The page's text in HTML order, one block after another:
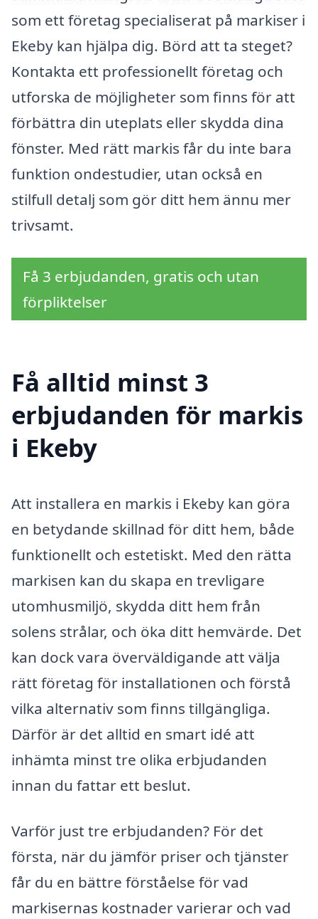
som ett företag specialiserat på markiser i
Ekeby kan hjälpa dig. Börd att ta steget?
Kontakta ett professionellt företag och
utforska de möjligheter som finns för att
förbättra din uteplats eller skydda dina
fönster. Med rätt markis får du inte bara
funktion ondestudier, utan också en
stilfull detalj som gör ditt hem ännu mer
trivsamt.
Få 3 erbjudanden, gratis och utan
förpliktelser
Få alltid minst 3
erbjudanden för markis
i Ekeby
Att installera en markis i Ekeby kan göra
en betydande skillnad för ditt hem, både
funktionellt och estetiskt. Med den rätta
markisen kan du skapa en trevligare
utomhusmiljö, skydda ditt hem från
solens strålar, och öka ditt hemvärde. Det
kan dock vara överväldigande att välja
rätt företag för installationen och förstå
vilka alternativ som finns tillgängliga.
Därför är det alltid en smart idé att
inhämta minst tre olika erbjudanden
innan du fattar ett beslut.
Varför just tre erbjudanden? För det
första, när du jämför priser och tjänster
får du en bättre förståelse för vad
markisernas kostnader varierar och vad